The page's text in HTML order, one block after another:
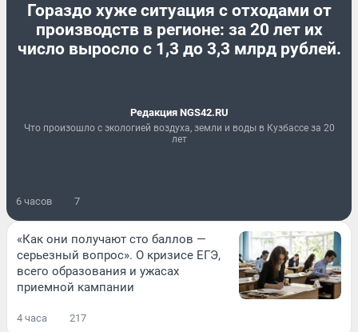
Гораздо хуже ситуация с отходами от
производств в регионе: за 20 лет их
число выросло с 1,3 до 3,3 млрд рублей.
Редакция NGS42.RU
Что произошло с экологией воздуха, земли и воды в Кузбассе за 20
лет
6 часов 7
«Как они получают сто баллов —
серьезный вопрос». О кризисе ЕГЭ,
всего образования и ужасах
приемной кампании
4 часа 217